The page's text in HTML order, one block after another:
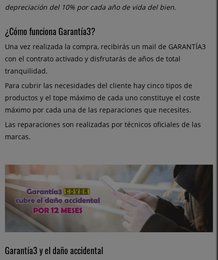
depreciación del 10% por cada año de vida del bien.
¿Cómo funciona Garantía3?
Una vez realizada la compra, recibirás un mail de GARANTÍA3
con el contrato activado y disfrutarás de años de total
tranquilidad.
Para cubrir las necesidades del cliente hay cinco tipos de
productos y el tope máximo de cada uno constituye el coste
máximo por cada una de las reparaciones que necesites.
Las reparaciones son realizadas por técnicos oficiales de las
marcas.
Garantía3 y el daño accidental